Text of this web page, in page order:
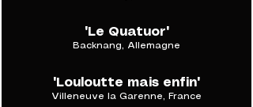
"Le Quatuor"
Backnang, Allemagne
"Louloutte mais enfin"
Villeneuve la Garenne, France